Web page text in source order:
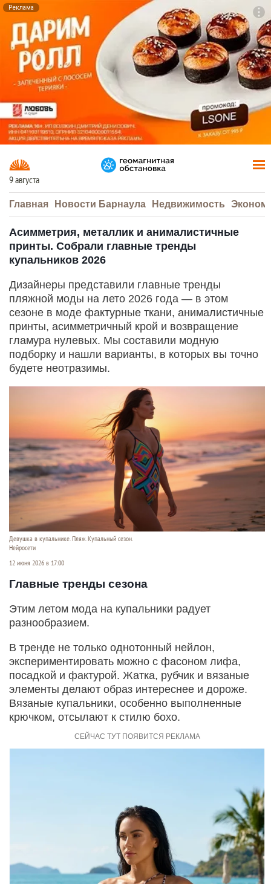
Реклама
9 августа
Главная Новости Барнаула Недвижимость
Асимметрия, металлик и анималистичные
принты. Собрали главные тренды
купальников 2026
Дизайнеры представили главные тренды
пляжной моды на лето 2026 года — в этом
сезоне в моде фактурные ткани, анималистичные
принты, асимметричный крой и возвращение
гламура нулевых. Мы составили модную
подборку и нашли варианты, в которых вы точно
будете неотразимы.
Девушка в купальнике. Пляж. Купальный сезон.
Нейросети
12 июня 2026 в 17:00
Главные тренды сезона
Этим летом мода на купальники радует
разнообразием.
В тренде не только однотонный нейлон,
экспериментировать можно с фасоном лифа,
посадкой и фактурой. Жатка, рубчик и вязаные
элементы делают образ интереснее и дороже.
Вязаные купальники, особенно выполненные
крючком, отсылают к стилю бохо.